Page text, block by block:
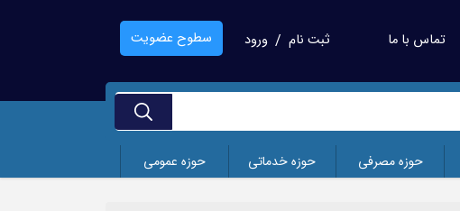
تماس با ما ثبت نام / ورود سطوح عضویت
حوزه مصرفی حوزه خدماتی حوزه عمومی